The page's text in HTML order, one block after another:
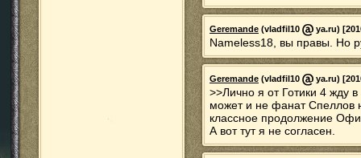
Geremande (vladfil10 ya.ru)
Nameless18, вы правы. Но
Geremande (vladfil10 ya.ru)
>>Лично я от Готики 4 жду
может и не фанат Спеллов
классное продолжение
А вот тут я не согласен.